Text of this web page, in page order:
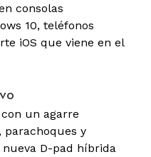
consolas
10, teléfonos
iOS que viene en el
un agarre
y
D-pad híbrida